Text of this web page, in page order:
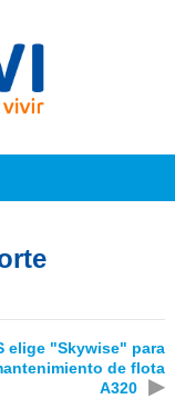
elige "Skywise" para
de flota
A320
▶